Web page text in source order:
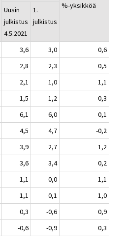
%-yksikköä
Uusin
julkistus
4.5.2021
1.
julkistus
3,6 3,0
0,6
2,8 2,3
0,5
2,1 1,0
1,1
1,5 1,2
0,3
6,1 6,0
0,1
4,5 4,7
-0,2
3,9 2,7
1,2
3,6 3,4
0,2
1,1 0,0
1,1
1,1 0,1
1,0
0,3 -0,6
0,9
-0,6 -0,9 0,3